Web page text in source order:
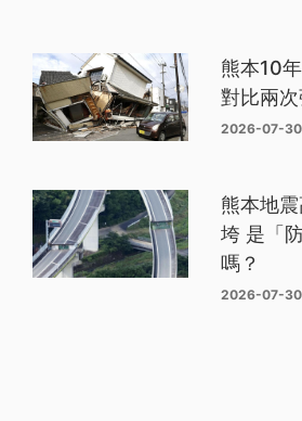
熊本10
對比兩
2026-07-30
熊本地
垮 是「
嗎？
2026-07-